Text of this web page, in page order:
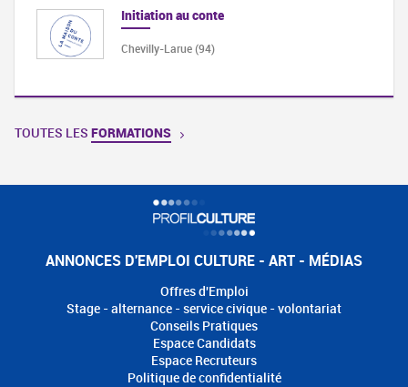
Initiation au conte
Chevilly-Larue (94)
TOUTES LES FORMATIONS
ANNONCES D'EMPLOI CULTURE - ART - MÉDIAS
Offres d'Emploi
Stage - alternance - service civique - volontariat
Conseils Pratiques
Espace Candidats
Espace Recruteurs
Politique de confidentialité